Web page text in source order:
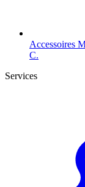
Accessoires
C.
Services